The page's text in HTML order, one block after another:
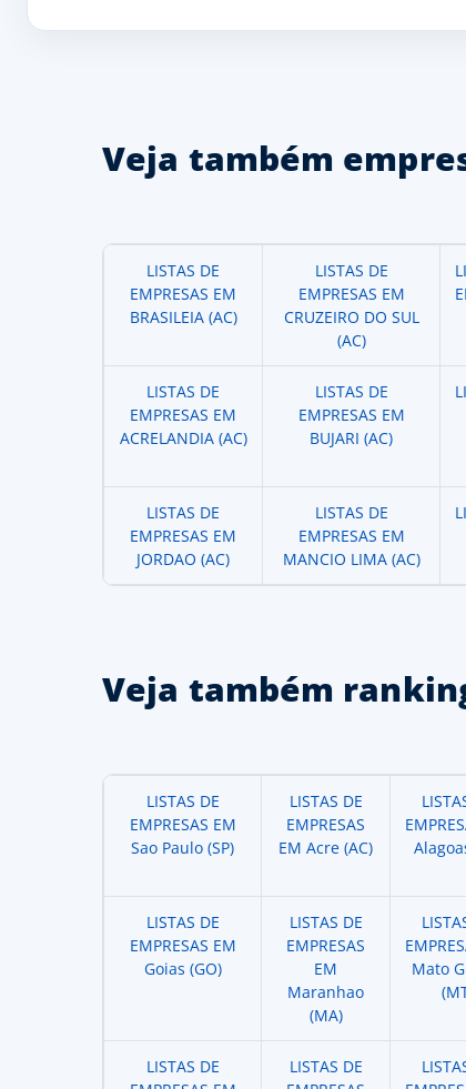
Veja também
LISTAS DE
EMPRESAS EM
BRASILEIA (AC)
LISTAS DE
EMPRESAS EM
CRUZEIRO DO SUL
(AC)
LISTAS DE
EMPRESAS EM
ACRELANDIA (AC)
LISTAS DE
EMPRESAS EM
BUJARI (AC)
LISTAS DE
EMPRESAS EM
JORDAO (AC)
LISTAS DE
EMPRESAS EM
MANCIO LIMA (AC)
Veja também
LISTAS DE
EMPRESAS EM
Sao Paulo (SP)
LISTAS DE
EMPRESAS
EM Acre (AC)
LISTAS DE
EMPRESAS EM
Goias (GO)
LISTAS DE
EMPRESAS
EM
Maranhao
(MA)
Mato
LISTAS DE
LISTAS DE